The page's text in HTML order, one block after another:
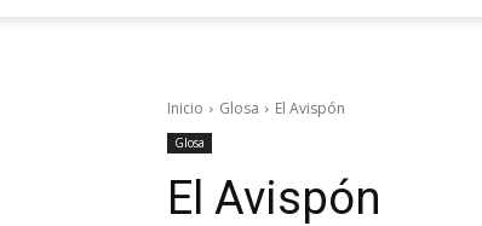
Inicio Glosa El Avispón
Glosa
El Avispón